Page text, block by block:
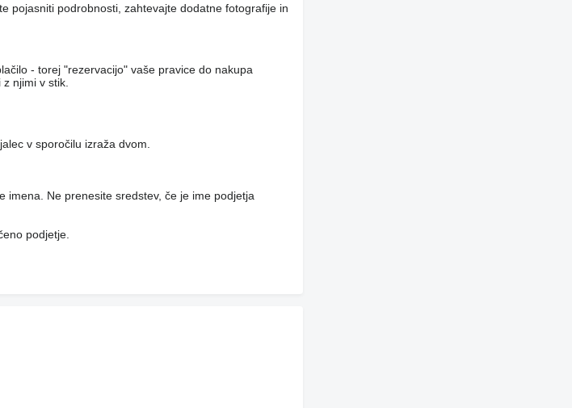
pojasniti podrobnosti, zahtevajte dodatne fotografije in
- torej "rezervacijo" vaše pravice do nakupa
njimi v stik.
v sporočilu izraža dvom.
imena. Ne prenesite sredstev, če je ime podjetja
podjetje.